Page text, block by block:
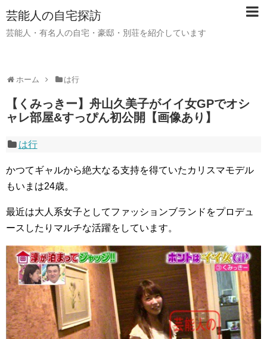
芸能人の自宅探訪
芸能人・有名人の自宅・豪邸・別荘を紹介しています
ホーム は行
【くみっきー】舟山久美子がイイ女GPでオシ
ャレ部屋&すっぴん初公開【画像あり】
は行
かつてギャルから絶大なる支持を得ていたカリスマモデル
もいまは24歳。
最近は大人系女子としてファッションブランドをプロデュ
ースしたりマルチな活躍をしています。